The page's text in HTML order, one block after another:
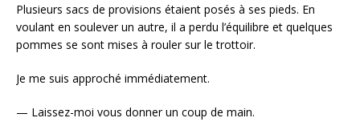
Plusieurs sacs de provisions étaient posés à ses pieds. En
voulant en soulever un autre, il a perdu l’équilibre et quelques
pommes se sont mises à rouler sur le trottoir.
Je me suis approché immédiatement.
— Laissez-moi vous donner un coup de main.